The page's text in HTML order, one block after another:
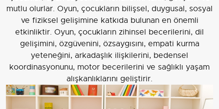
mutlu olurlar. Oyun, çocukların bilişsel, duygusal, sosyal
ve fiziksel gelişimine katkıda bulunan en önemli
etkinliktir. Oyun, çocukların zihinsel becerilerini, dil
gelişimini, özgüvenini, özsaygısını, empati kurma
yeteneğini, arkadaşlık ilişkilerini, bedensel
koordinasyonunu, motor becerilerini ve sağlıklı yaşam
alışkanlıklarını geliştirir.